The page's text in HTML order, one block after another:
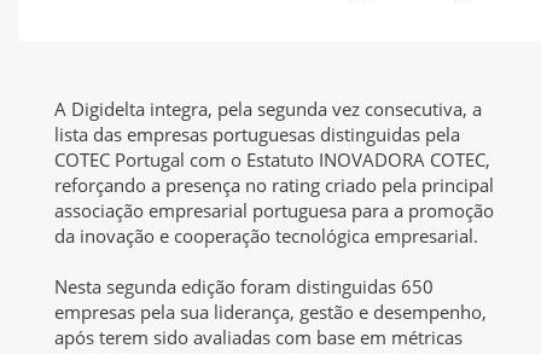
A Digidelta integra, pela segunda vez consecutiva, a
lista das empresas portuguesas distinguidas pela
COTEC Portugal com o Estatuto INOVADORA COTEC,
reforçando a presença no rating criado pela principal
associação empresarial portuguesa para a promoção
da inovação e cooperação tecnológica empresarial.
Nesta segunda edição foram distinguidas 650
empresas pela sua liderança, gestão e desempenho,
após terem sido avaliadas com base em métricas